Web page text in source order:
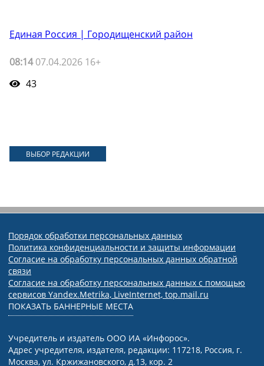
Единая Россия | Городищенский район
08:1407.04.2026 16+
43
ВЫБОР РЕДАКЦИИ
Порядок обработки персональных данных
Политика конфиденциальности и защиты информации
Согласие на обработку персональных данных обратной
связи
Согласие на обработку персональных данных с помощью
сервисов Yandex.Metrika, LiveInternet, top.mail.ru
ПОКАЗАТЬ БАННЕРНЫЕ МЕСТА
Учредитель и издатель ООО ИА «Инфорос».
Адрес учредителя, издателя, редакции: 117218, Россия, г.
Москва, ул. Кржижановского, д.13, кор. 2